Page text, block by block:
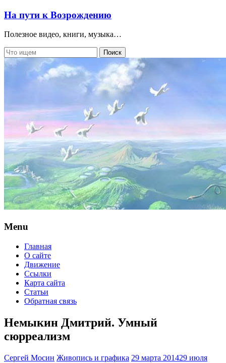
На пути к Возрождению
Полезное видео, книги, музыка…
Menu
Главная
О сайте
Движение
Ссылки
Карта сайта
Статьи
Обратная связь
Немыкин Дмитрий. Умный
сюрреализм
Сергей Мосин Живопись и графика 29 марта 201429 июля